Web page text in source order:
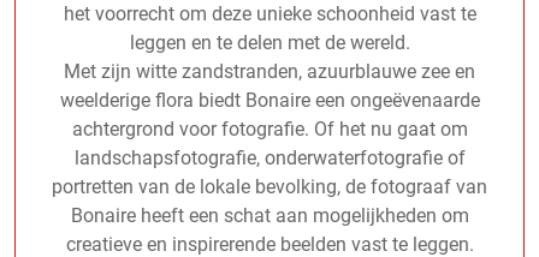
het voorrecht om deze unieke schoonheid vast te
leggen en te delen met de wereld.
Met zijn witte zandstranden, azuurblauwe zee en
weelderige flora biedt Bonaire een ongeëvenaarde
achtergrond voor fotografie. Of het nu gaat om
landschapsfotografie, onderwaterfotografie of
portretten van de lokale bevolking, de fotograaf van
Bonaire heeft een schat aan mogelijkheden om
creatieve en inspirerende beelden vast te leggen.